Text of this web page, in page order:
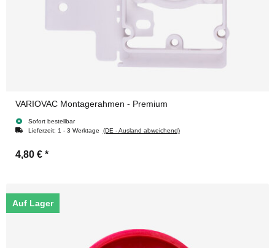
VARIOVAC Montagerahmen - Premium
Sofort bestellbar
Lieferzeit: 1 - 3 Werktage (DE - Ausland abweichend)
4,80 € *
Auf Lager